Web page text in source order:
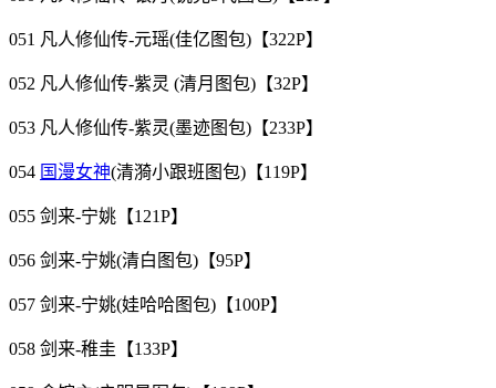
051 凡人修仙传-元瑶(佳亿图包)【322P】
052 凡人修仙传-紫灵 (清月图包)【32P】
053 凡人修仙传-紫灵(墨迹图包)【233P】
054 国漫女神(清漪小跟班图包)【119P】
055 剑来-宁姚【121P】
056 剑来-宁姚(清白图包)【95P】
057 剑来-宁姚(娃哈哈图包)【100P】
058 剑来-稚圭【133P】